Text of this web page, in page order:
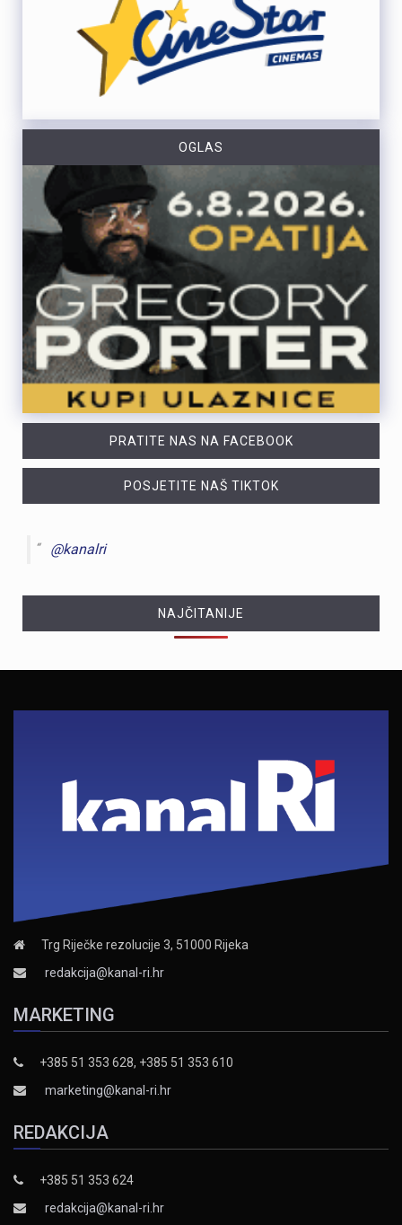
OGLAS
PRATITE NAS NA FACEBOOK
POSJETITE NAŠ TIKTOK
@kanalri
NAJČITANIJE
Trg Riječke rezolucije 3, 51000 Rijeka
redakcija@kanal-ri.hr
MARKETING
+385 51 353 628, +385 51 353 610
marketing@kanal-ri.hr
REDAKCIJA
+385 51 353 624
redakcija@kanal-ri.hr